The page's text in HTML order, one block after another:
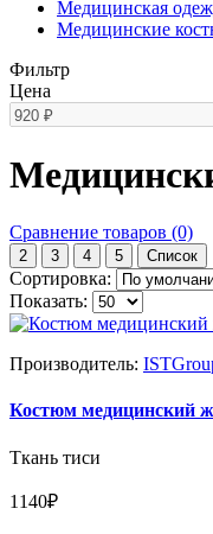
Медицинская
Медицинские
Фильтр
Цена
Сравнение товаров (0)
2 3 4 5 Список
Сортировка:
Показать:
Производитель:
Костюм медицинский
Ткань тиси
1140₽